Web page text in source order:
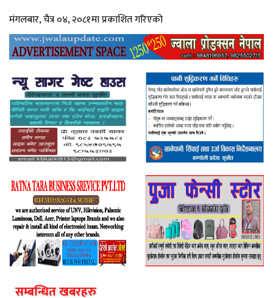
मंगलबार, चैत्र ०४, २०८१मा प्रकाशित गरिएको
सम्बन्धित खबरहरु